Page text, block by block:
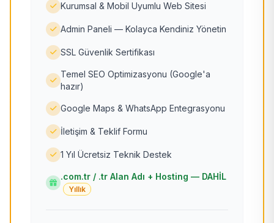
Kurumsal & Mobil Uyumlu Web Sitesi
Admin Paneli — Kolayca Kendiniz Yönetin
SSL Güvenlik Sertifikası
Temel SEO Optimizasyonu (Google'a
hazır)
Google Maps & WhatsApp Entegrasyonu
İletişim & Teklif Formu
1 Yıl Ücretsiz Teknik Destek
.com.tr / .tr Alan Adı + Hosting — DAHİL
Yıllık